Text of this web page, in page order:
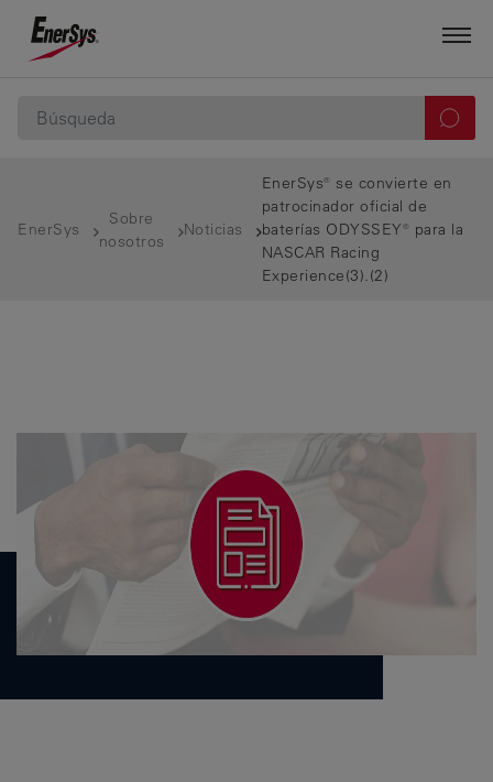
EnerSys
Sobre
nosotros
Noticias
EnerSys® se convierte en
patrocinador oficial de
baterías ODYSSEY® para la
NASCAR Racing
Experience(3).(2)